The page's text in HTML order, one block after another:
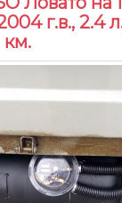
г.в., 2.4
км.